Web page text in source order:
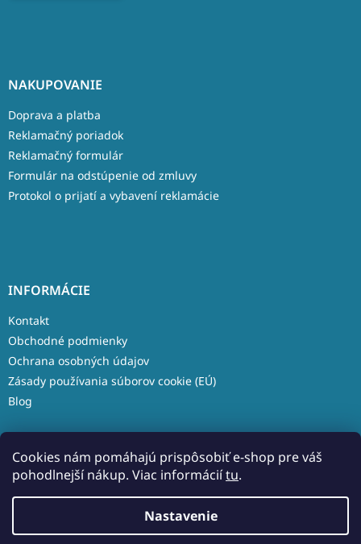
Cookies nám pomáhajú prispôsobiť e-shop pre váš
pohodlnejší nákup. Viac informáciítu.
Nastavenie
NAKUPOVANIE
Doprava a platba
Reklamačný poriadok
Reklamačný formulár
Formulár na odstúpenie od zmluvy
Protokol o prijatí a vybavení reklamácie
INFORMÁCIE
Kontakt
Obchodné podmienky
Ochrana osobných údajov
Zásady používania súborov cookie (EÚ)
Blog